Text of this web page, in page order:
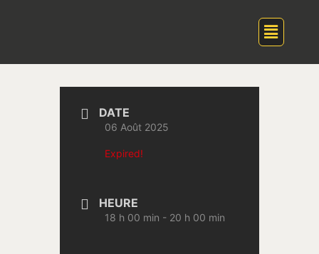
DATE
06 Août 2025
Expired!
HEURE
18 h 00 min - 20 h 00 min